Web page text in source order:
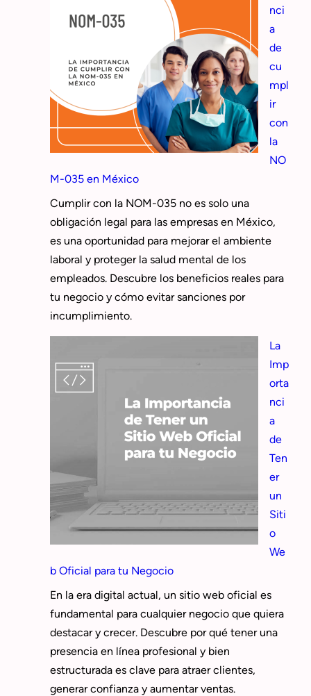
nci
a
de
cu
mpl
ir
con
la
NO
M-035 en México
Cumplir con la NOM-035 no es solo una
obligación legal para las empresas en México,
es una oportunidad para mejorar el ambiente
laboral y proteger la salud mental de los
empleados. Descubre los beneficios reales para
tu negocio y cómo evitar sanciones por
incumplimiento.
La
Imp
orta
nci
a
de
Ten
er
un
Siti
o
We
b Oficial para tu Negocio
En la era digital actual, un sitio web oficial es
fundamental para cualquier negocio que quiera
destacar y crecer. Descubre por qué tener una
presencia en línea profesional y bien
estructurada es clave para atraer clientes,
generar confianza y aumentar ventas.